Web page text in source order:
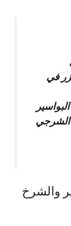
في
الشرجي
والشرخ